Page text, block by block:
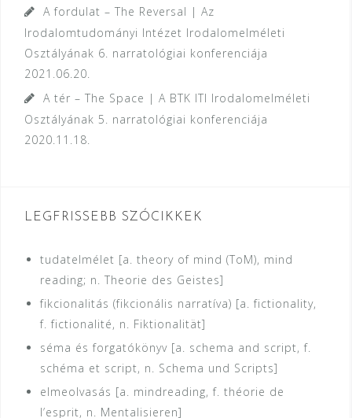
A fordulat – The Reversal | Az
Irodalomtudományi Intézet Irodalomelméleti
Osztályának 6. narratológiai konferenciája
2021.06.20.
A tér – The Space | A BTK ITI Irodalomelméleti
Osztályának 5. narratológiai konferenciája
2020.11.18.
LEGFRISSEBB SZÓCIKKEK
tudatelmélet [a. theory of mind (ToM), mind
reading; n. Theorie des Geistes]
fikcionalitás (fikcionális narratíva) [a. fictionality,
f. fictionalité, n. Fiktionalität]
séma és forgatókönyv [a. schema and script, f.
schéma et script, n. Schema und Scripts]
elmeolvasás [a. mindreading, f. théorie de
l’esprit, n. Mentalisieren]